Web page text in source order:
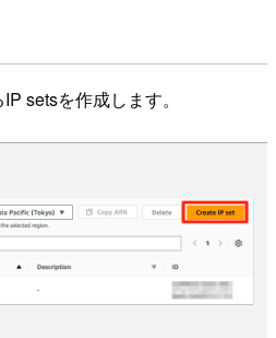
setsを作成します。